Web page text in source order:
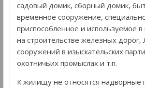
садовый домик, сборный домик,
временное сооружение,
приспособленное и используемое в
на строительстве железных
сооружений в изыскательских
охотничьих промыслах и т.п.
К жилищу не относятся надворные